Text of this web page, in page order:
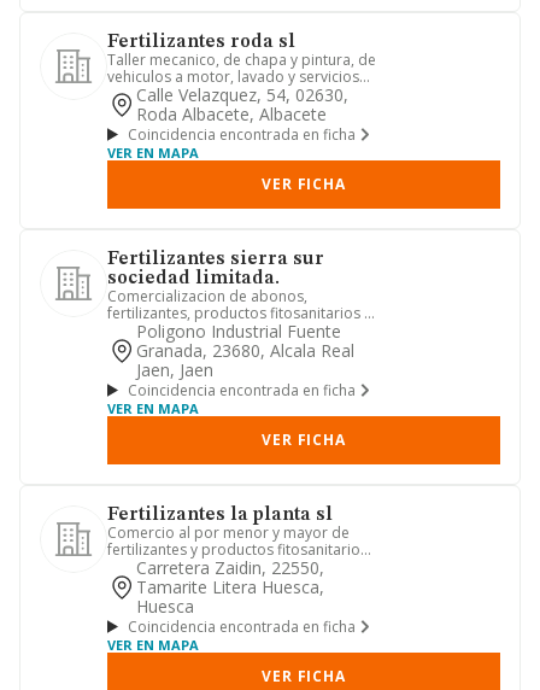
Fertilizantes roda sl
Taller mecanico, de chapa y pintura, de
vehiculos a motor, lavado y servicios
de mantenimiento. ven...
Calle Velazquez, 54, 02630,
Roda Albacete, Albacete
Coincidencia encontrada en ficha
VER EN MAPA
VER FICHA
Fertilizantes sierra sur
sociedad limitada.
Comercializacion de abonos,
fertilizantes, productos fitosanitarios y
cualquier otro producto relac...
Poligono Industrial Fuente
Granada, 23680, Alcala Real
Jaen, Jaen
Coincidencia encontrada en ficha
VER EN MAPA
VER FICHA
Fertilizantes la planta sl
Comercio al por menor y mayor de
fertilizantes y productos fitosanitarios
para la agricultura.
Carretera Zaidin, 22550,
Tamarite Litera Huesca,
Huesca
Coincidencia encontrada en ficha
VER EN MAPA
VER FICHA